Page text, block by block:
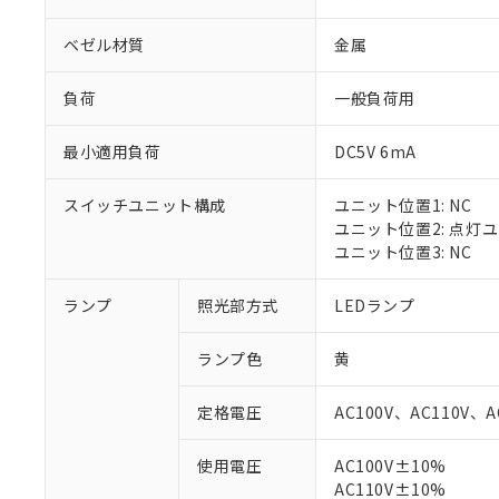
ベゼル材質 金属
負荷 一般負荷用
最小適用負荷 DC5V 6mA
スイッチユニット構成
ユニット位置1: NC
ユニット位置2: 点灯
ユニット位置3: NC
ランプ 照光部方式 LEDランプ
ランプ色 黄
定格電圧 AC100V、AC110V、
使用電圧
AC100V±10%
AC110V±10%
ご利用条件
※1 対応状況
対応予定なし：
調査・確認中：
非該当品：ライセ
仕入先様の事情に
※1 中国